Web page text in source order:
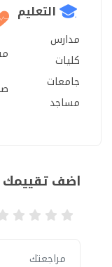
التعليم
مدارس
كليات
جامعات
مساجد
اضف تقييمك